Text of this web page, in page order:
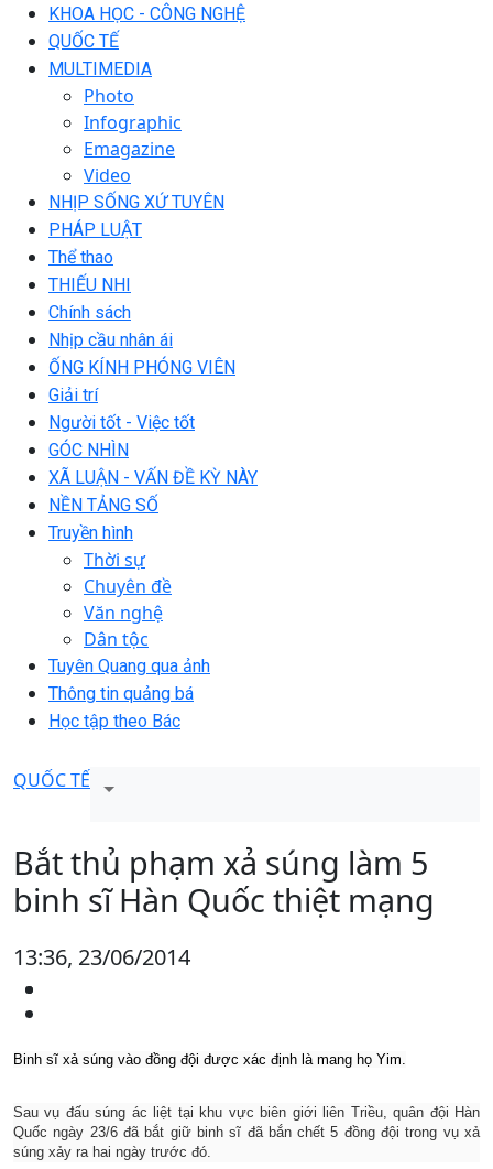
KHOA HỌC - CÔNG NGHỆ
QUỐC TẾ
MULTIMEDIA
Photo
Infographic
Emagazine
Video
NHỊP SỐNG XỨ TUYÊN
PHÁP LUẬT
Thể thao
THIẾU NHI
Chính sách
Nhịp cầu nhân ái
ỐNG KÍNH PHÓNG VIÊN
Giải trí
Người tốt - Việc tốt
GÓC NHÌN
XÃ LUẬN - VẤN ĐỀ KỲ NÀY
NỀN TẢNG SỐ
Truyền hình
Thời sự
Chuyên đề
Văn nghệ
Dân tộc
Tuyên Quang qua ảnh
Thông tin quảng bá
Học tập theo Bác
QUỐC TẾ
Bắt thủ phạm xả súng làm 5
binh sĩ Hàn Quốc thiệt mạng
13:36, 23/06/2014
Binh sĩ xả súng vào đồng đội được xác định là mang họ Yim.
Sau vụ đấu súng ác liệt tại khu vực biên giới liên Triều, quân đội Hàn
Quốc ngày 23/6 đã bắt giữ binh sĩ đã bắn chết 5 đồng đội trong vụ xả
súng xảy ra hai ngày trước đó.